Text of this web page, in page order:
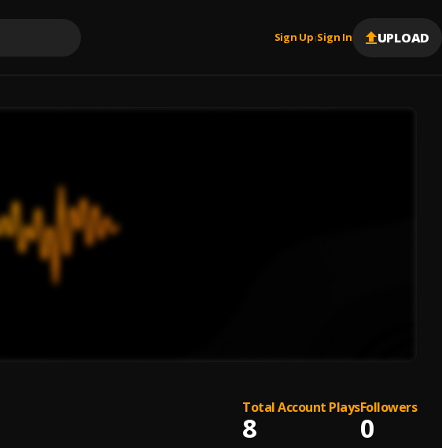
Sign Up |Sign In UPLOAD
Total Account Plays
8
Followers
0